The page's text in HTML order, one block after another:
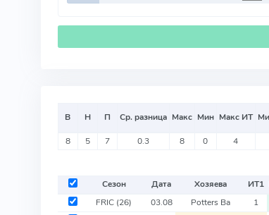
В Н П Ср. разница Макс Мин Макс ИТ
8 5 7 0.3 8 0 4
Сезон Дата Хозяева ИТ1
FRIC (26) 03.08 Potters Ba 1